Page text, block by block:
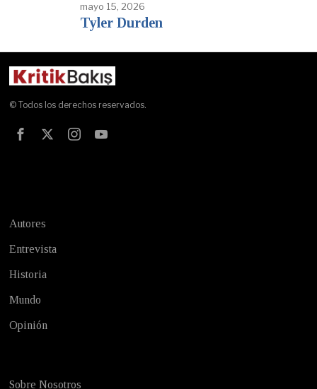
mayo 15, 2026
Tyler Durden
© Todos los derechos reservados.
Autores
Entrevista
Historia
Mundo
Opinión
Sobre Nosotros